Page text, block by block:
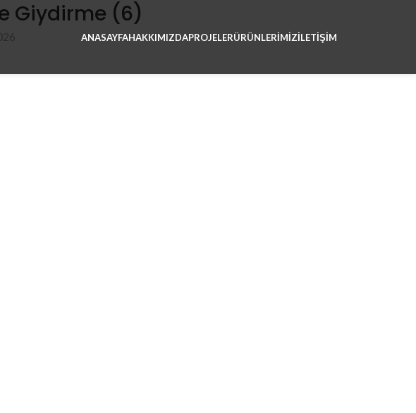
ANASAYFAHAKKIMIZDAPROJELERÜRÜNLERIMIZİLETİŞİM
Giydirme (6)